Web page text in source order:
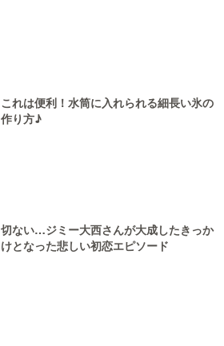
これは便利！水筒に入れられる細長い氷の
作り方♪
切ない…ジミー大西さんが大成したきっか
けとなった悲しい初恋エピソード